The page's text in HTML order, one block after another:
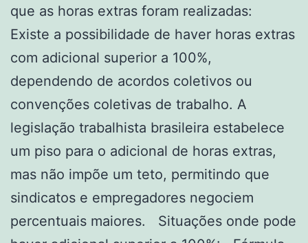
que as horas extras foram realizadas:
Existe a possibilidade de haver horas extras
com adicional superior a 100%,
dependendo de acordos coletivos ou
convenções coletivas de trabalho. A
legislação trabalhista brasileira estabelece
um piso para o adicional de horas extras,
mas não impõe um teto, permitindo que
sindicatos e empregadores negociem
percentuais maiores. Situações onde pode